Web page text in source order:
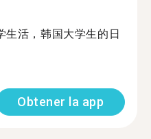
生活，韩国大学生的日
Obtener la app